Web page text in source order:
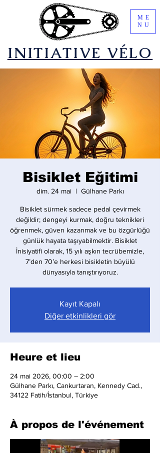
​INITIATIVE VÉLO
ME
NU
Bisiklet Eğitimi
dim. 24 mai
  |
Gülhane Parkı
Bisiklet sürmek sadece pedal çevirmek
değildir; dengeyi kurmak, doğru teknikleri
öğrenmek, güven kazanmak ve bu özgürlüğü
günlük hayata taşıyabilmektir. Bisiklet
İnisiyatifi olarak, 15 yılı aşkın tecrübemizle,
7’den 70’e herkesi bisikletin büyülü
dünyasıyla tanıştırıyoruz.
Kayıt Kapalı
Diğer etkinlikleri gör
Heure et lieu
24 mai 2026, 00:00 – 2:00
Gülhane Parkı, Cankurtaran, Kennedy Cad.,
34122 Fatih/İstanbul, Türkiye
À propos de l'événement